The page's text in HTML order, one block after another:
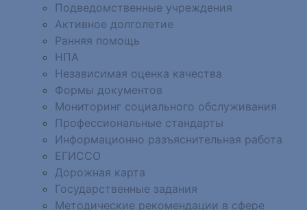
Подведомственные учреждения
Активное долголетие
Ранняя помощь
НПА
Независимая оценка качества
Формы документов
Мониторинг социального обслуживания
Профессиональные стандарты
Информационно разъяснительная работа
ЕГИССО
Дорожная карта
Государственные задания
Методические рекомендации в сфере